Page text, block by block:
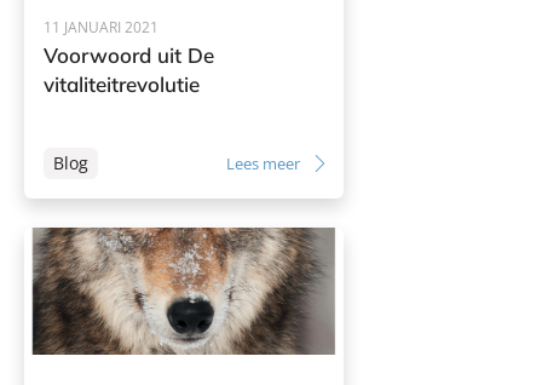
11 JANUARI 2021
Voorwoord uit De
vitaliteitrevolutie
Blog Lees meer